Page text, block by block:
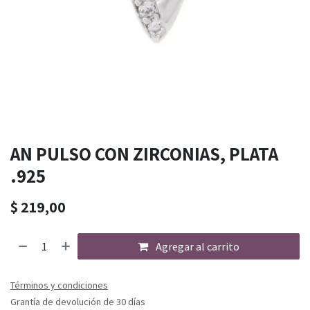
AN PULSO CON ZIRCONIAS, PLATA
.925
$ 219,00
Agregar al carrito
Términos y condiciones
Grantía de devolución de 30 días